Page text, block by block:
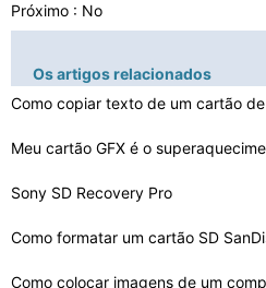
Próximo : No
Os artigos relacionados
Como copiar texto de um cartão
Meu cartão GFX é o
Sony SD Recovery Pro
Como formatar um cartão SD